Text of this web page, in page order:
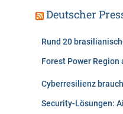
Deutscher
Rund 20
Forest Power Region
Cyberresilienz
Security-Lösungen: